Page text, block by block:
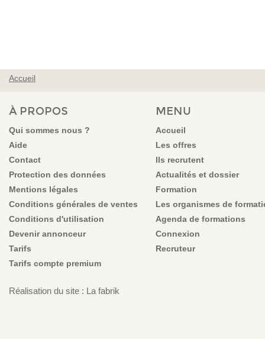
VOUS ÊTES ICI
Accueil
À PROPOS
Qui sommes nous ?
Aide
Contact
Protection des données
Mentions légales
Conditions générales de ventes
Conditions d'utilisation
Devenir annonceur
Tarifs
Tarifs compte premium
MENU
Accueil
Les offres
Ils recrutent
Actualités et dossier
Formation
Les organismes de
Agenda de formations
Connexion
Recruteur
Réalisation du site : La fabrik